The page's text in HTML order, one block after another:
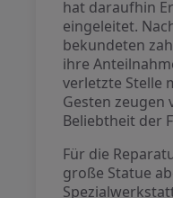
hat daraufhin
eingeleitet.
bekundeten
ihre
verletzte Stelle
Gesten zeugen
Beliebtheit der
Für die
große Statue